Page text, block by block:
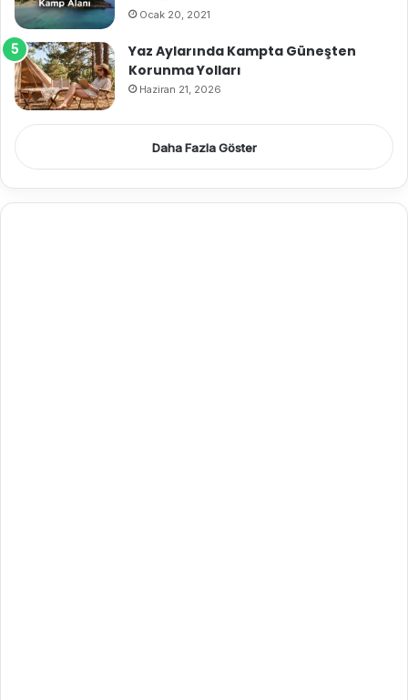
Ocak 20, 2021
Yaz Aylarında Kampta Güneşten
Korunma Yolları
Haziran 21, 2026
Daha Fazla Göster